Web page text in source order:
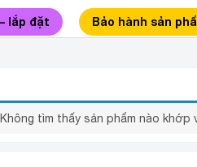
lắp đặt Bảo hành sản
Không tìm thấy sản phẩm nào khớp